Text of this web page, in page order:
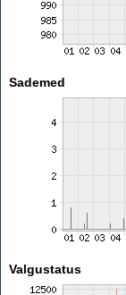
Sademed
Valgustatus